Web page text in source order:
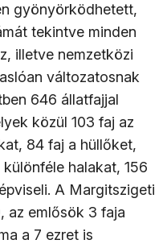
gyönyörködhetett,
tekintve minden
illetve nemzetközi
változatosnak
646 állatfajjal
közül 103 faj az
84 faj a hüllőket,
halakat, 156
A Margitszigeti
az emlősök 3 faja
a 7 ezret is